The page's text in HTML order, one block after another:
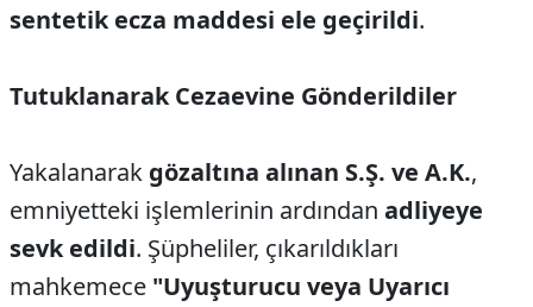
sentetik ecza maddesi ele geçirildi.
Tutuklanarak Cezaevine Gönderildiler
Yakalanarak gözaltına alınan S.Ş. ve A.K.,
emniyetteki işlemlerinin ardından adliyeye
sevk edildi. Şüpheliler, çıkarıldıkları
mahkemece "Uyuşturucu veya Uyarıcı